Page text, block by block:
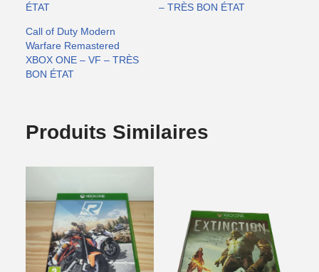
ÉTAT
– TRÈS BON ÉTAT
Call of Duty Modern
Warfare Remastered
XBOX ONE – VF – TRÈS
BON ÉTAT
Produits Similaires